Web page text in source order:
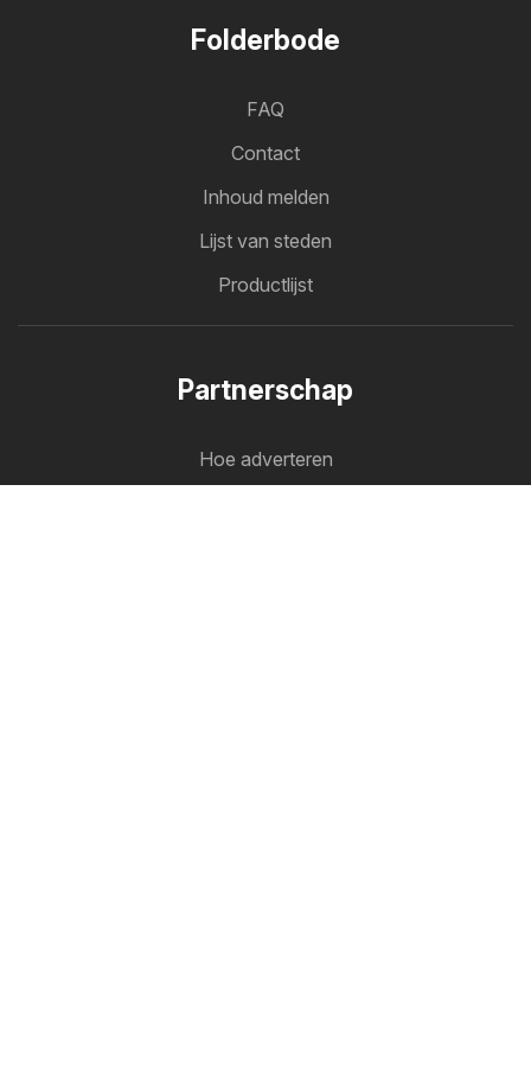
Folderbode
FAQ
Contact
Inhoud melden
Lijst van steden
Productlijst
Partnerschap
Hoe adverteren